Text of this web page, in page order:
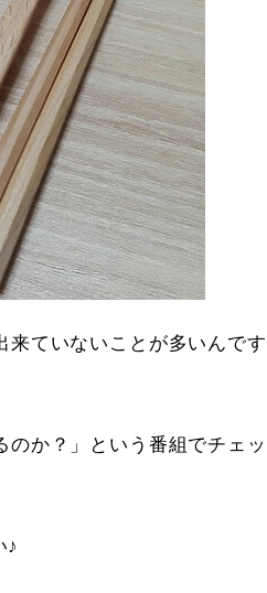
来ていないことが多いんです
か？」という番組でチェッ
♪